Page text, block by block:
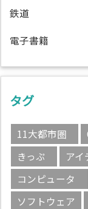
鉄道
電子書籍
タグ
11大都市圏
きっぷ
アイ
コンピュータ
ソフトウェア